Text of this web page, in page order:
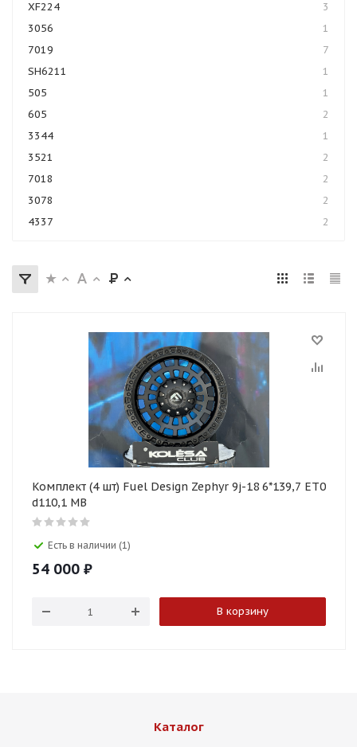
XF224
3
3056
1
7019
7
SH6211
1
505
1
605
2
3344
1
3521
2
7018
2
3078
2
4337
2
Комплект (4 шт) Fuel Design Zephyr 9j-18 6*139,7 ET0
d110,1 MB
Есть в наличии (1)
54 000 ₽
В корзину
Каталог